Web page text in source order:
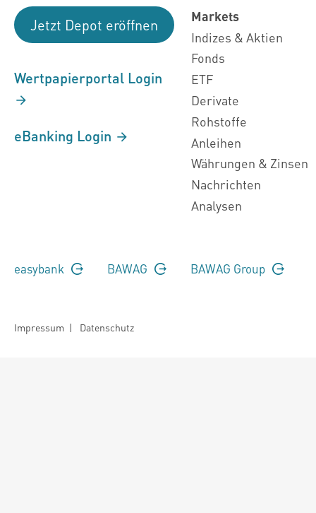
Jetzt Depot eröffnen
Wertpapierportal Login
eBanking Login
Markets
Indizes & Aktien
Fonds
ETF
Derivate
Rohstoffe
Anleihen
Währungen & Zinsen
Nachrichten
Analysen
easybank BAWAG BAWAG Group
Impressum | Datenschutz